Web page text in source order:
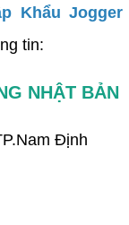
Khẩu Jogger
tin:
NHẬT BẢN
Định